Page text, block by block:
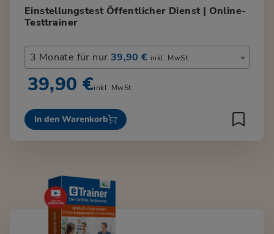
Einstellungstest Öffentlicher Dienst | Online-
Testtrainer
3 Monate für nur 39,90 € inkl. MwSt.
39,90 €inkl. MwSt.
In den Warenkorb